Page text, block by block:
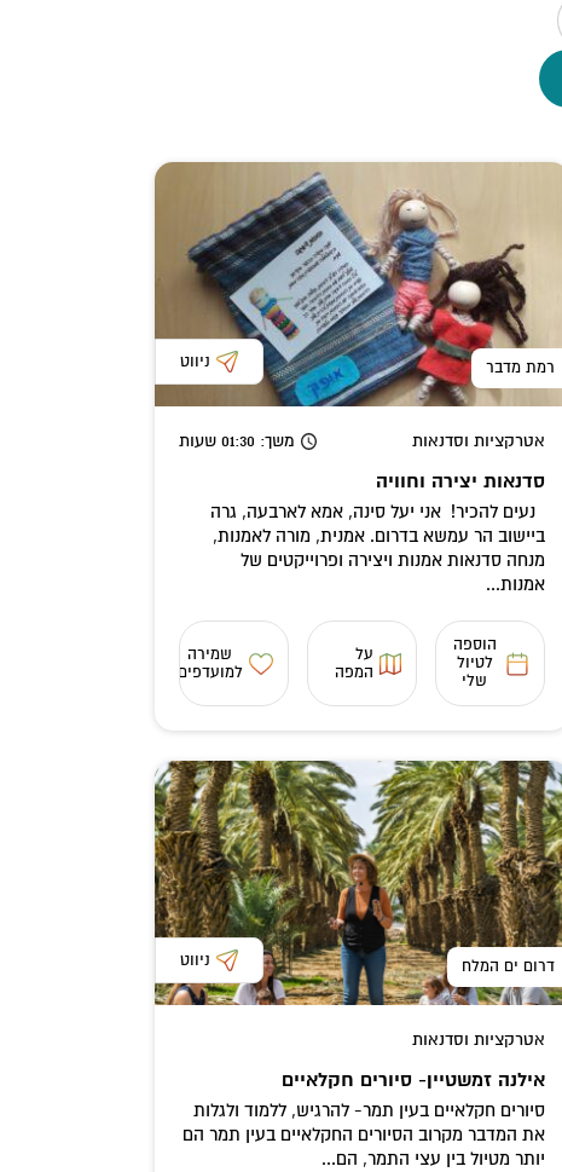
רמת מדבר ניווט
אטרקציות וסדנאות משך: 01:30 שעות
סדנאות יצירה וחוויה
נעים להכיר! אני יעל סינה, אמא לארבעה, גרה
ביישוב הר עמשא בדרום. אמנית, מורה לאמנות,
מנחה סדנאות אמנות ויצירה ופרוייקטים של
אמנות...
הוספה
לטיול
שלי
על
המפה
שמירה
למועדפים
דרום ים המלח ניווט
אטרקציות וסדנאות
אילנה זמשטיין- סיורים חקלאיים
סיורים חקלאיים בעין תמר- להרגיש, ללמוד ולגלות
את המדבר מקרוב הסיורים החקלאיים בעין תמר הם
יותר מטיול בין עצי התמר, הם...